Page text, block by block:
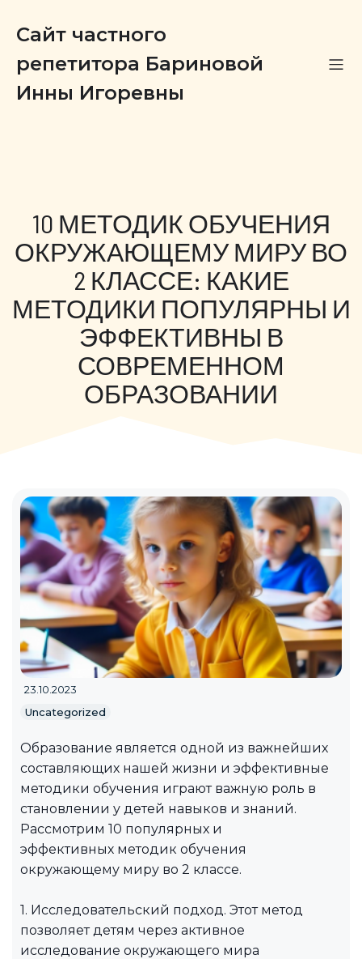
Сайт частного
репетитора Бариновой
Инны Игоревны
10 МЕТОДИК ОБУЧЕНИЯ
ОКРУЖАЮЩЕМУ МИРУ ВО
2 КЛАССЕ: КАКИЕ
МЕТОДИКИ ПОПУЛЯРНЫ И
ЭФФЕКТИВНЫ В
СОВРЕМЕННОМ
ОБРАЗОВАНИИ
23.10.2023
Uncategorized
Образование является одной из важнейших
составляющих нашей жизни и эффективные
методики обучения играют важную роль в
становлении у детей навыков и знаний.
Рассмотрим 10 популярных и
эффективных методик обучения
окружающему миру во 2 классе.
1. Исследовательский подход. Этот метод
позволяет детям через активное
исследование окружающего мира